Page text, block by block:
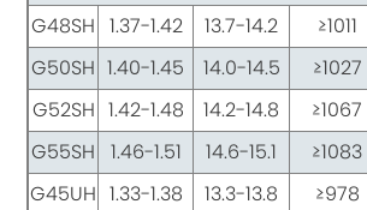
G48SH 1.37-1.42 13.7-14.2 ≥1011
G50SH 1.40-1.45 14.0-14.5 ≥1027
G52SH 1.42-1.48 14.2-14.8 ≥1067
G55SH
1.46-1.51 14.6-15.1 ≥1083
G45UH 1.33-1.38 13.3-13.8 ≥978